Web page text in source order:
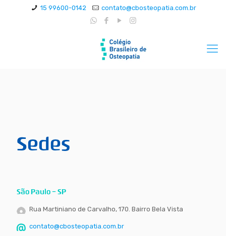
15 99600-0142 contato@cbosteopatia.com.br
Sedes
São Paulo - SP
Rua Martiniano de Carvalho, 170. Bairro Bela Vista
contato@cbosteopatia.com.br